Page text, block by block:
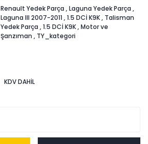
Renault Yedek Parça ,Laguna Yedek Parça ,
Laguna III 2007-2011,1.5 DCİ K9K, Talisman
Yedek Parça ,1.5 DCİ K9K,Motor ve
Şanzıman , TY_kategori
KDV DAHİL